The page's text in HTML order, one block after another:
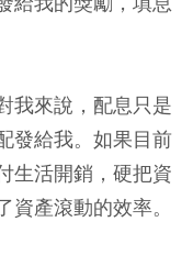
我來說，配息只是
發給我。如果目前
生活開銷，硬把資
產滾動的效率。